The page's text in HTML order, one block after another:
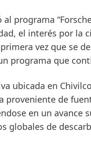
programa
el interés por la
vez que se
programa que
ubicada en
proveniente de
en un avance
globales de